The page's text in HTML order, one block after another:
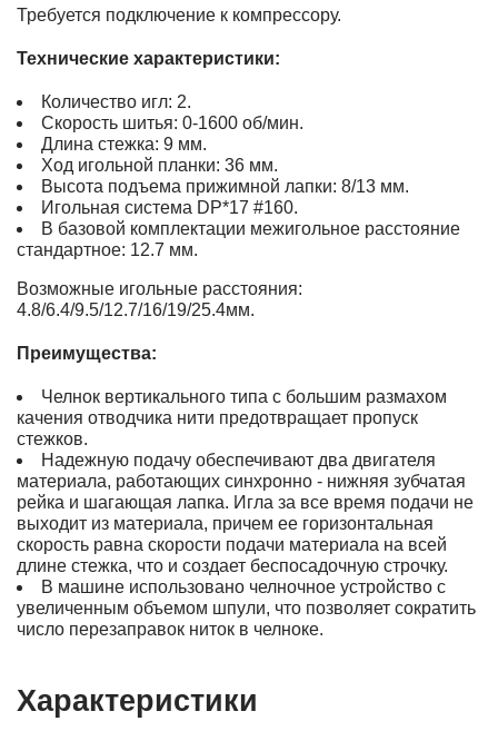
Требуется подключение к компрессору.
Технические характеристики:
Количество игл: 2.
Скорость шитья: 0-1600 об/мин.
Длина стежка: 9 мм.
Ход игольной планки: 36 мм.
Высота подъема прижимной лапки: 8/13 мм.
Игольная система DP*17 #160.
В базовой комплектации межигольное расстояние
стандартное: 12.7 мм.
Возможные игольные расстояния:
4.8/6.4/9.5/12.7/16/19/25.4мм.
Преимущества:
Челнок вертикального типа с большим размахом
качения отводчика нити предотвращает пропуск
стежков.
Надежную подачу обеспечивают два двигателя
материала, работающих синхронно - нижняя зубчатая
рейка и шагающая лапка. Игла за все время подачи не
выходит из материала, причем ее горизонтальная
скорость равна скорости подачи материала на всей
длине стежка, что и создает беспосадочную строчку.
В машине использовано челночное устройство с
увеличенным объемом шпули, что позволяет сократить
число перезаправок ниток в челноке.
Характеристики